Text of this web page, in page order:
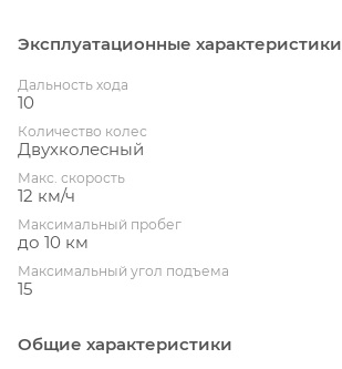
Эксплуатационные характеристики
Дальность хода
10
Количество колес
Двухколесный
Макс. скорость
12 км/ч
Максимальный пробег
до 10 км
Максимальный угол подъема
15
Общие характеристики